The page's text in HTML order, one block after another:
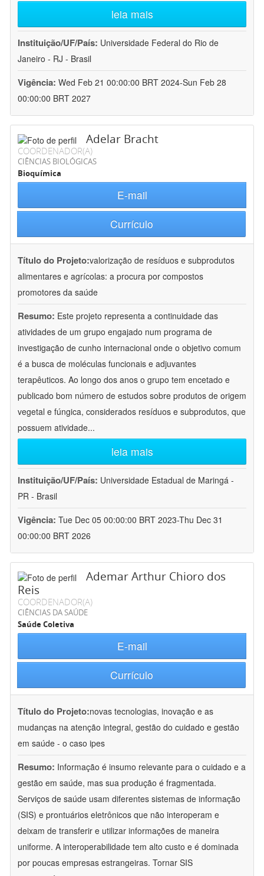
leia mais
Instituição/UF/País: Universidade Federal do Rio de
Janeiro - RJ - Brasil
Vigência: Wed Feb 21 00:00:00 BRT 2024-Sun Feb 28
00:00:00 BRT 2027
Adelar Bracht
COORDENADOR(A)
CIÊNCIAS BIOLÓGICAS
Bioquímica
E-mail
Currículo
Título do Projeto:valorização de resíduos e subprodutos
alimentares e agrícolas: a procura por compostos
promotores da saúde
Resumo: Este projeto representa a continuidade das
atividades de um grupo engajado num programa de
investigação de cunho internacional onde o objetivo comum
é a busca de moléculas funcionais e adjuvantes
terapêuticos. Ao longo dos anos o grupo tem encetado e
publicado bom número de estudos sobre produtos de origem
vegetal e fúngica, considerados resíduos e subprodutos, que
possuem atividade...
leia mais
Instituição/UF/País: Universidade Estadual de Maringá -
PR - Brasil
Vigência: Tue Dec 05 00:00:00 BRT 2023-Thu Dec 31
00:00:00 BRT 2026
Ademar Arthur Chioro dos
Reis
COORDENADOR(A)
CIÊNCIAS DA SAÚDE
Saúde Coletiva
E-mail
Currículo
Título do Projeto:novas tecnologias, inovação e as
mudanças na atenção integral, gestão do cuidado e gestão
em saúde - o caso ipes
Resumo: Informação é insumo relevante para o cuidado e a
gestão em saúde, mas sua produção é fragmentada.
Serviços de saúde usam diferentes sistemas de informação
(SIS) e prontuários eletrônicos que não interoperam e
deixam de transferir e utilizar informações de maneira
uniforme. A interoperabilidade tem alto custo e é dominada
por poucas empresas estrangeiras. Tornar SIS